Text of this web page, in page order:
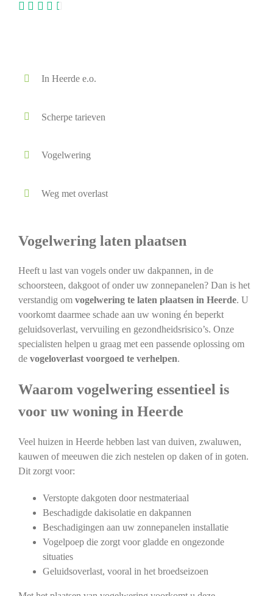
In Heerde e.o.
Scherpe tarieven
Vogelwering
Weg met overlast
Vogelwering laten plaatsen
Heeft u last van vogels onder uw dakpannen, in de
schoorsteen, dakgoot of onder uw zonnepanelen? Dan is het
verstandig om vogelwering te laten plaatsen in Heerde. U
voorkomt daarmee schade aan uw woning én beperkt
geluidsoverlast, vervuiling en gezondheidsrisico’s. Onze
specialisten helpen u graag met een passende oplossing om
de vogeloverlast voorgoed te verhelpen.
Waarom vogelwering essentieel is
voor uw woning in Heerde
Veel huizen in Heerde hebben last van duiven, zwaluwen,
kauwen of meeuwen die zich nestelen op daken of in goten.
Dit zorgt voor:
Verstopte dakgoten door nestmateriaal
Beschadigde dakisolatie en dakpannen
Beschadigingen aan uw zonnepanelen installatie
Vogelpoep die zorgt voor gladde en ongezonde
situaties
Geluidsoverlast, vooral in het broedseizoen